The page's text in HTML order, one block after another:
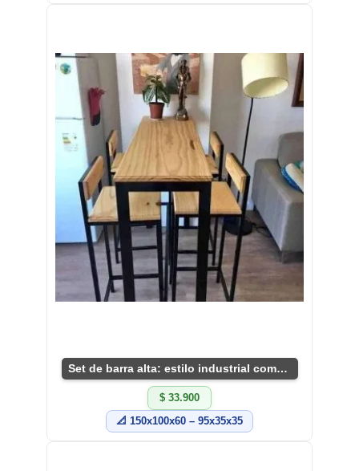
Set de barra alta: estilo industrial compacto
$ 33.900
📐 150x100x60 – 95x35x35